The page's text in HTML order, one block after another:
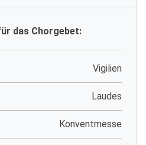
das Chorgebet:
Vigilien
Laudes
Konventmesse